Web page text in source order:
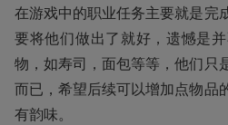
在游戏中的职业任务主要就是完
要将他们做出了就好，遗憾是
物，如寿司，面包等等，他们只
而已，希望后续可以增加点物品
有韵味。